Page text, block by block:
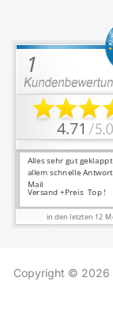
Copyright © 2026